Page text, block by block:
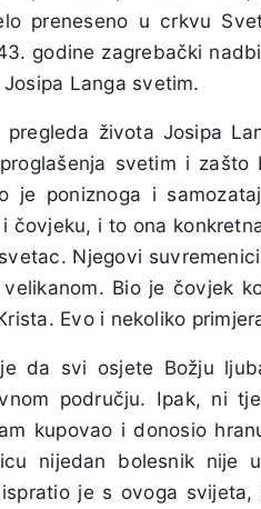
preneseno u crkvu
godine zagrebački
Langa svetim.
života Josipa
svetim i
poniznoga i
čovjeku, i to ona
Njegovi
Bio je čovjek
Evo i nekoliko
da svi osjete Božju
području. Ipak, ni
kupovao i donosio
nijedan bolesnik nije
je s ovoga